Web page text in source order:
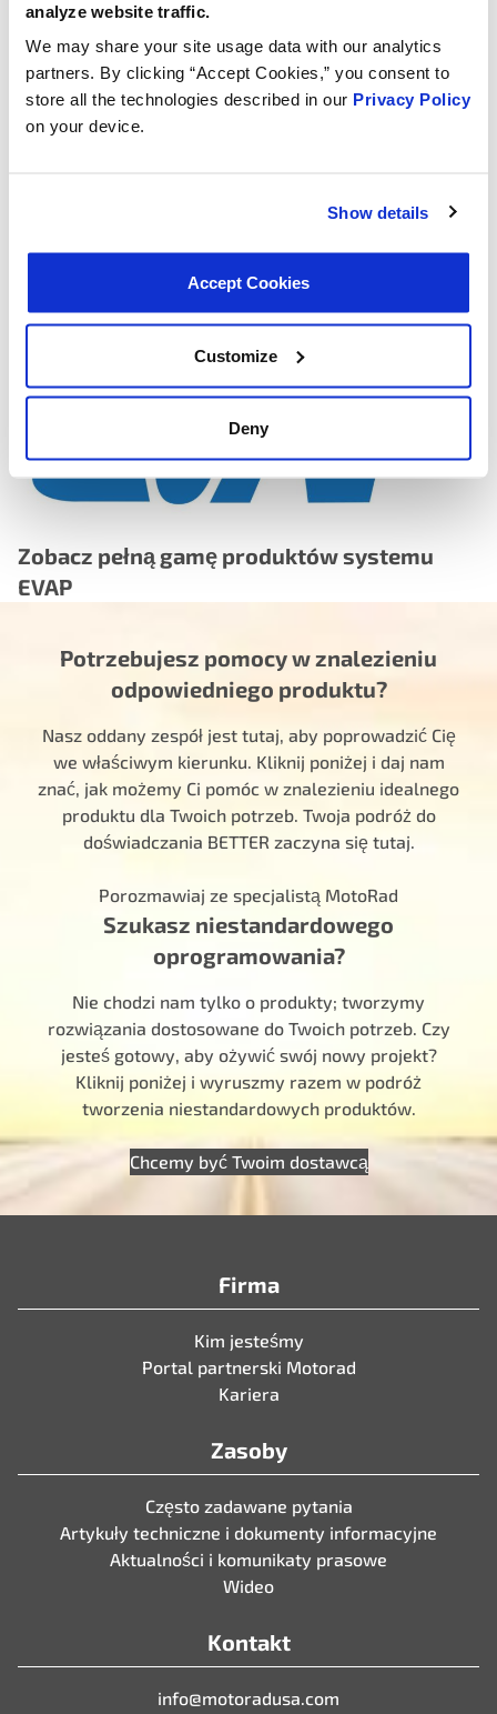
analyze website traffic.
We may share your site usage data with our analytics
partners. By clicking “Accept Cookies,” you consent to
store all the technologies described in our Privacy Policy
on your device.
Show details
Accept Cookies
Customize
Deny
performance, fewer false fails
Stable monitor feedback using integrated sensors that
continuously monitor pressure levels, allowing for
immediate detection of any leaks or malfunctions
Pump output validated to OEM pressure specification on
Cycle life tested beyond OEM service intervals — motor
and diaphragm assembly validated to exceed original
equipment durability expectations, reducing the risk of
Zobacz pełną gamę produktów systemu
EVAP
Potrzebujesz pomocy w znalezieniu
odpowiedniego produktu?
Nasz oddany zespół jest tutaj, aby poprowadzić Cię
we właściwym kierunku. Kliknij poniżej i daj nam
znać, jak możemy Ci pomóc w znalezieniu idealnego
produktu dla Twoich potrzeb. Twoja podróż do
doświadczania BETTER zaczyna się tutaj.
Porozmawiaj ze specjalistą MotoRad
Szukasz niestandardowego
oprogramowania?
Nie chodzi nam tylko o produkty; tworzymy
rozwiązania dostosowane do Twoich potrzeb. Czy
jesteś gotowy, aby ożywić swój nowy projekt?
Kliknij poniżej i wyruszmy razem w podróż
tworzenia niestandardowych produktów.
Chcemy być Twoim dostawcą
Firma
Kim jesteśmy
Portal partnerski Motorad
Kariera
Zasoby
Często zadawane pytania
Artykuły techniczne i dokumenty informacyjne
Aktualności i komunikaty prasowe
Wideo
Kontakt
info@motoradusa.com